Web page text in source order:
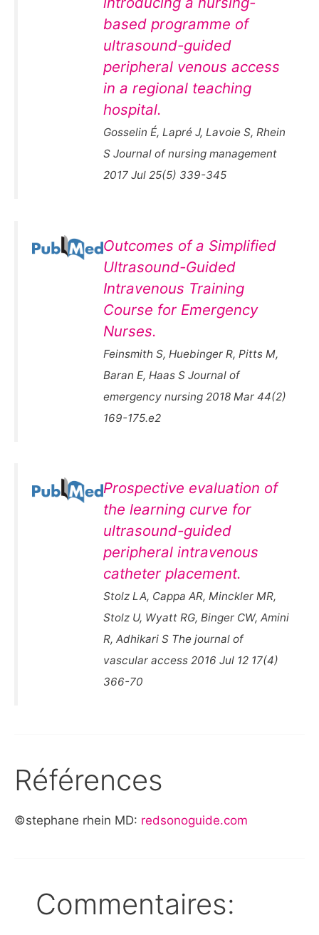
based programme of
ultrasound-guided
peripheral venous access
in a regional teaching
hospital.
Gosselin É, Lapré J, Lavoie S, Rhein
S Journal of nursing management
2017 Jul 25(5) 339-345
Outcomes of a Simplified
Ultrasound-Guided
Intravenous Training
Course for Emergency
Nurses.
Feinsmith S, Huebinger R, Pitts M,
Baran E, Haas S Journal of
emergency nursing 2018 Mar 44(2)
169-175.e2
Prospective evaluation of
the learning curve for
ultrasound-guided
peripheral intravenous
catheter placement.
Stolz LA, Cappa AR, Minckler MR,
Stolz U, Wyatt RG, Binger CW, Amini
R, Adhikari S The journal of
vascular access 2016 Jul 12 17(4)
366-70
Références
©stephane rhein MD: redsonoguide.com
Commentaires: